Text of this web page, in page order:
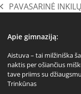
previous
PAVASARINĖ
Apie gimnaziją:
Aistuva – tai milžiniška
naktis per ošiančius
tave priims su
Trinkūnas